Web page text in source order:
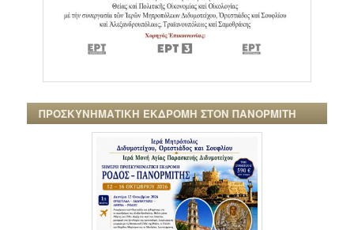
ΠΡΟΣΚΥΝΗΜΑΤΙΚΗ ΕΚΔΡΟΜΗ ΣΤΟΝ ΠΑΝΟΡΜΙΤΗ